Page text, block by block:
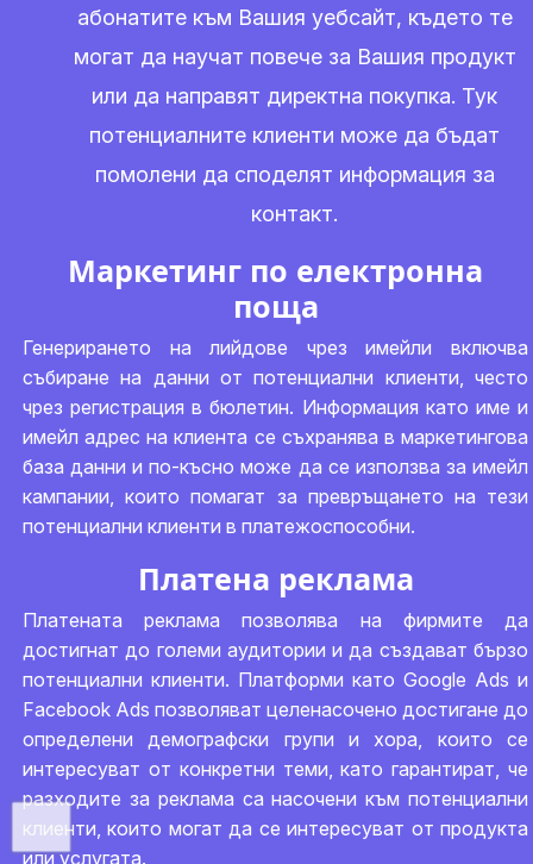
абонатите към Вашия уебсайт, където те
могат да научат повече за Вашия продукт
или да направят директна покупка. Тук
потенциалните клиенти може да бъдат
помолени да споделят информация за
контакт.
Маркетинг по електронна
поща
Генерирането на лийдове чрез имейли включва
събиране на данни от потенциални клиенти, често
чрез регистрация в бюлетин. Информация като име и
имейл адрес на клиента се съхранява в маркетингова
база данни и по-късно може да се използва за имейл
кампании, които помагат за превръщането на тези
потенциални клиенти в платежоспособни.
Платена реклама
Платената реклама позволява на фирмите да
достигнат до големи аудитории и да създават бързо
потенциални клиенти. Платформи като Google Ads и
Facebook Ads позволяват целенасочено достигане до
определени демографски групи и хора, които се
интересуват от конкретни теми, като гарантират, че
разходите за реклама са насочени към потенциални
клиенти, които могат да се интересуват от продукта
или услугата.